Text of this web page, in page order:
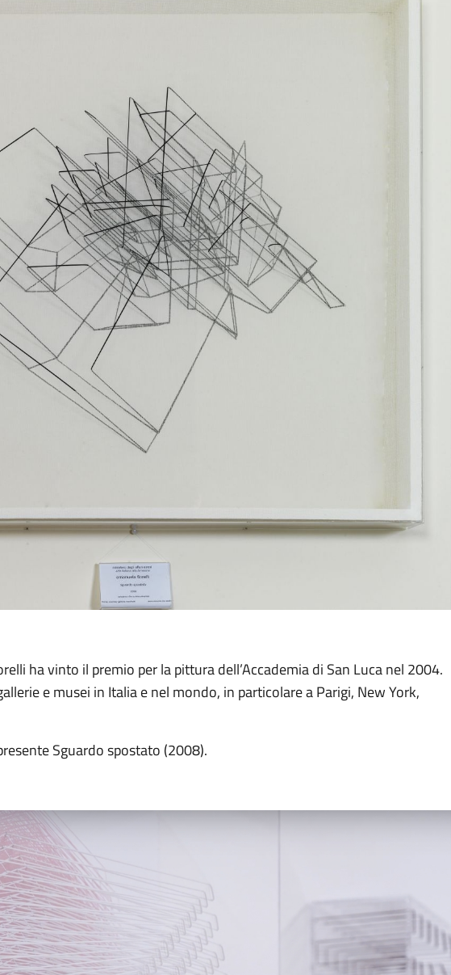
ha vinto il premio per la pittura dell’Accademia di San Luca nel 2004.
e musei in Italia e nel mondo, in particolare a Parigi, New York,
Sguardo spostato (2008).